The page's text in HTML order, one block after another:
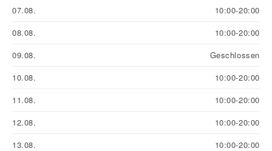
07.08.
10:00-20:00
08.08.
10:00-20:00
09.08.
Geschlossen
10.08.
10:00-20:00
11.08.
10:00-20:00
12.08.
10:00-20:00
13.08.
10:00-20:00